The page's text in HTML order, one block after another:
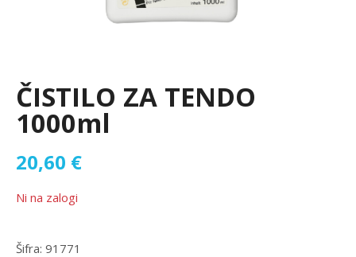
ČISTILO ZA TENDO
1000ml
20,60 €
Ni na zalogi
Šifra: 91771